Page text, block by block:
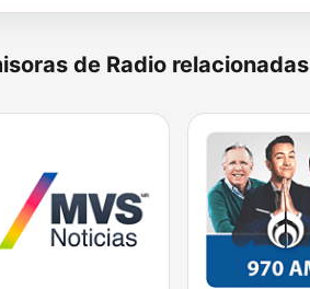
de Radio relacionadas